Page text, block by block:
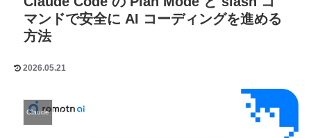
マンドで安全に AI コーディングを進める
方法
2026.05.21
Claude